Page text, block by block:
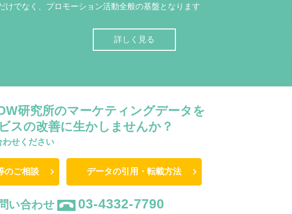
けでなく、プロモーション活動全般の基盤となります
詳しく見る
研究所のマーケティングデータを
スの改善に生かしませんか？
せください
のご相談 データの引用・転載方法
い合わせ 03-4332-7790